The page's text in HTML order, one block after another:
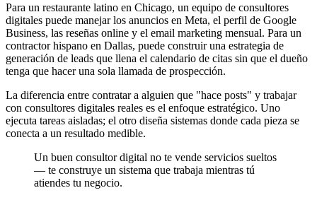
Para un restaurante latino en Chicago, un equipo de consultores
digitales puede manejar los anuncios en Meta, el perfil de Google
Business, las reseñas online y el email marketing mensual. Para un
contractor hispano en Dallas, puede construir una estrategia de
generación de leads que llena el calendario de citas sin que el dueño
tenga que hacer una sola llamada de prospección.
La diferencia entre contratar a alguien que "hace posts" y trabajar
con consultores digitales reales es el enfoque estratégico. Uno
ejecuta tareas aisladas; el otro diseña sistemas donde cada pieza se
conecta a un resultado medible.
Un buen consultor digital no te vende servicios sueltos
— te construye un sistema que trabaja mientras tú
atiendes tu negocio.